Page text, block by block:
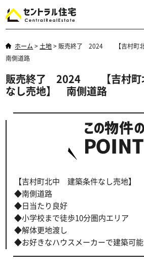
ホーム > 土地> 販売終了 2024 【吉村町
南側道路
販売終了 2024 【吉村町
なし売地】 南側道路
【吉村町北中 建築条件なし売地】
◆南側道路
◆日当たり良好
◆小学校まで徒歩10分圏内エリア
◆解体更地渡し
◆お好きなハウスメーカーで建築可能